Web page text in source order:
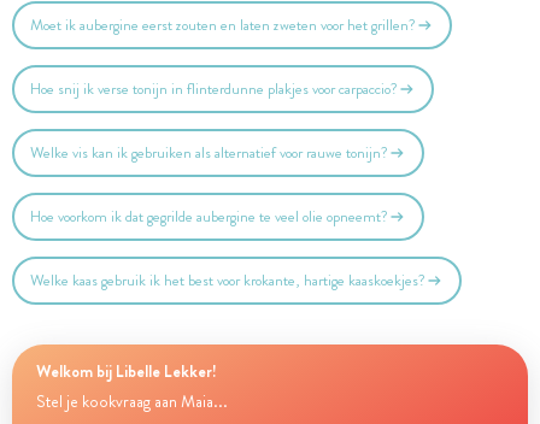
Moet ik aubergine eerst zouten en laten zweten voor het grillen?
Hoe snij ik verse tonijn in flinterdunne plakjes voor carpaccio?
Welke vis kan ik gebruiken als alternatief voor rauwe tonijn?
Hoe voorkom ik dat gegrilde aubergine te veel olie opneemt?
Welke kaas gebruik ik het best voor krokante, hartige kaaskoekjes?
Welkom bij Libelle Lekker!
Stel je kookvraag aan Maia...